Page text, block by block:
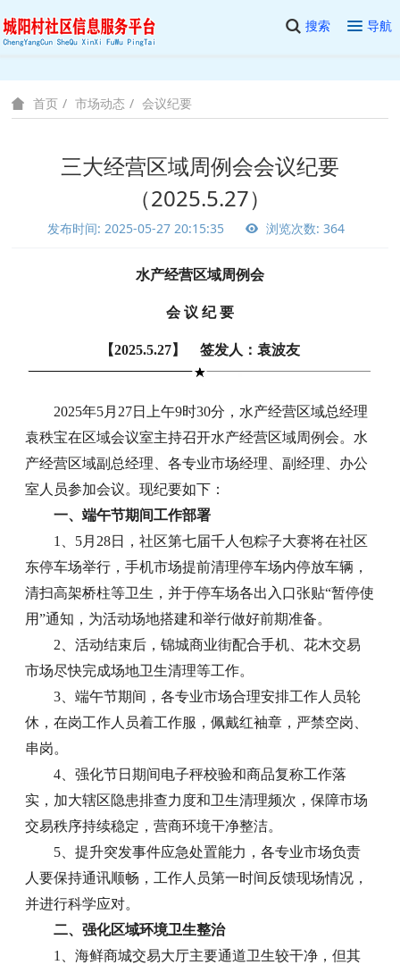
搜索 导航
首页 市场动态 会议纪要
三大经营区域周例会会议纪要
（2025.5.27）
发布时间: 2025-05-27 20:15:35 浏览次数: 364
水产经营区域周例会
会 议 纪 要
【2025.5.27】 签发人：袁波友
2025年5月27日上午9时30分，水产经营区域总经理
袁秩宝在区域会议室主持召开水产经营区域周例会。水
产经营区域副总经理、各专业市场经理、副经理、办公
室人员参加会议。现纪要如下：
一、端午节期间工作部署
1、5月28日，社区第七届千人包粽子大赛将在社区
东停车场举行，手机市场提前清理停车场内停放车辆，
清扫高架桥柱等卫生，并于停车场各出入口张贴“暂停使
用”通知，为活动场地搭建和举行做好前期准备。
2、活动结束后，锦城商业街配合手机、花木交易
市场尽快完成场地卫生清理等工作。
3、端午节期间，各专业市场合理安排工作人员轮
休，在岗工作人员着工作服，佩戴红袖章，严禁空岗、
串岗。
4、强化节日期间电子秤校验和商品复称工作落
实，加大辖区隐患排查力度和卫生清理频次，保障市场
交易秩序持续稳定，营商环境干净整洁。
5、提升突发事件应急处置能力，各专业市场负责
人要保持通讯顺畅，工作人员第一时间反馈现场情况，
并进行科学应对。
二、强化区域环境卫生整治
1、海鲜商城交易大厅主要通道卫生较干净，但其